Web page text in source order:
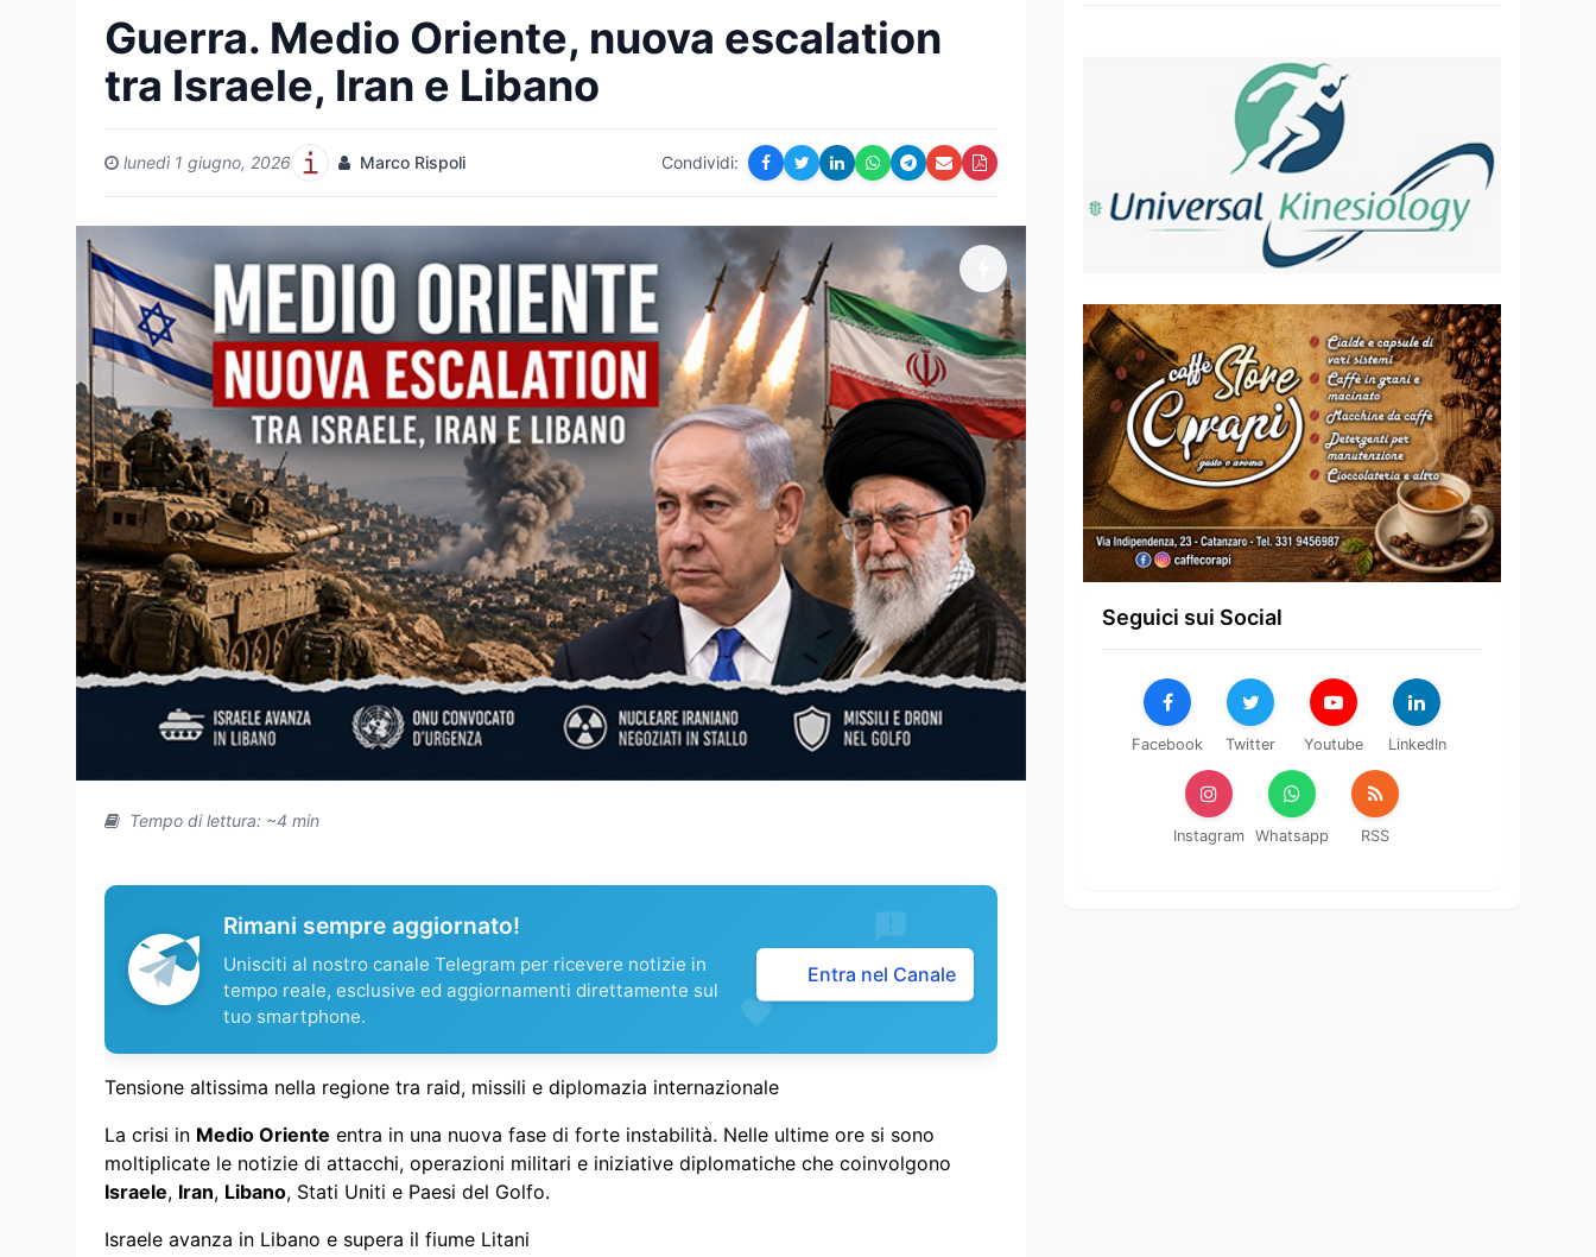
Guerra. Medio Oriente, nuova escalation
tra Israele, Iran e Libano
lunedì 1 giugno, 2026 Marco Rispoli Condividi:
Tempo di lettura: ~4 min
Rimani sempre aggiornato!
Unisciti al nostro canale Telegram per ricevere notizie in
tempo reale, esclusive ed aggiornamenti direttamente sul
tuo smartphone.
Entra nel Canale
Tensione altissima nella regione tra raid, missili e diplomazia internazionale
La crisi in Medio Oriente entra in una nuova fase di forte instabilità. Nelle ultime ore si sono
moltiplicate le notizie di attacchi, operazioni militari e iniziative diplomatiche che coinvolgono
Israele, Iran, Libano, Stati Uniti e Paesi del Golfo.
Israele avanza in Libano e supera il fiume Litani
Seguici sui Social
Facebook Twitter Youtube LinkedIn
Instagram Whatsapp RSS